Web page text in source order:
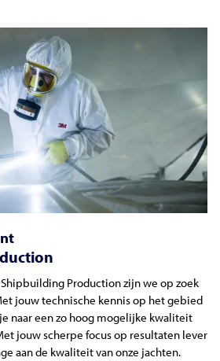
Production zijn we op zoek
jouw technische kennis op het gebied
naar een zo hoog mogelijke kwaliteit
jouw scherpe focus op resultaten lever
aan de kwaliteit van onze jachten.